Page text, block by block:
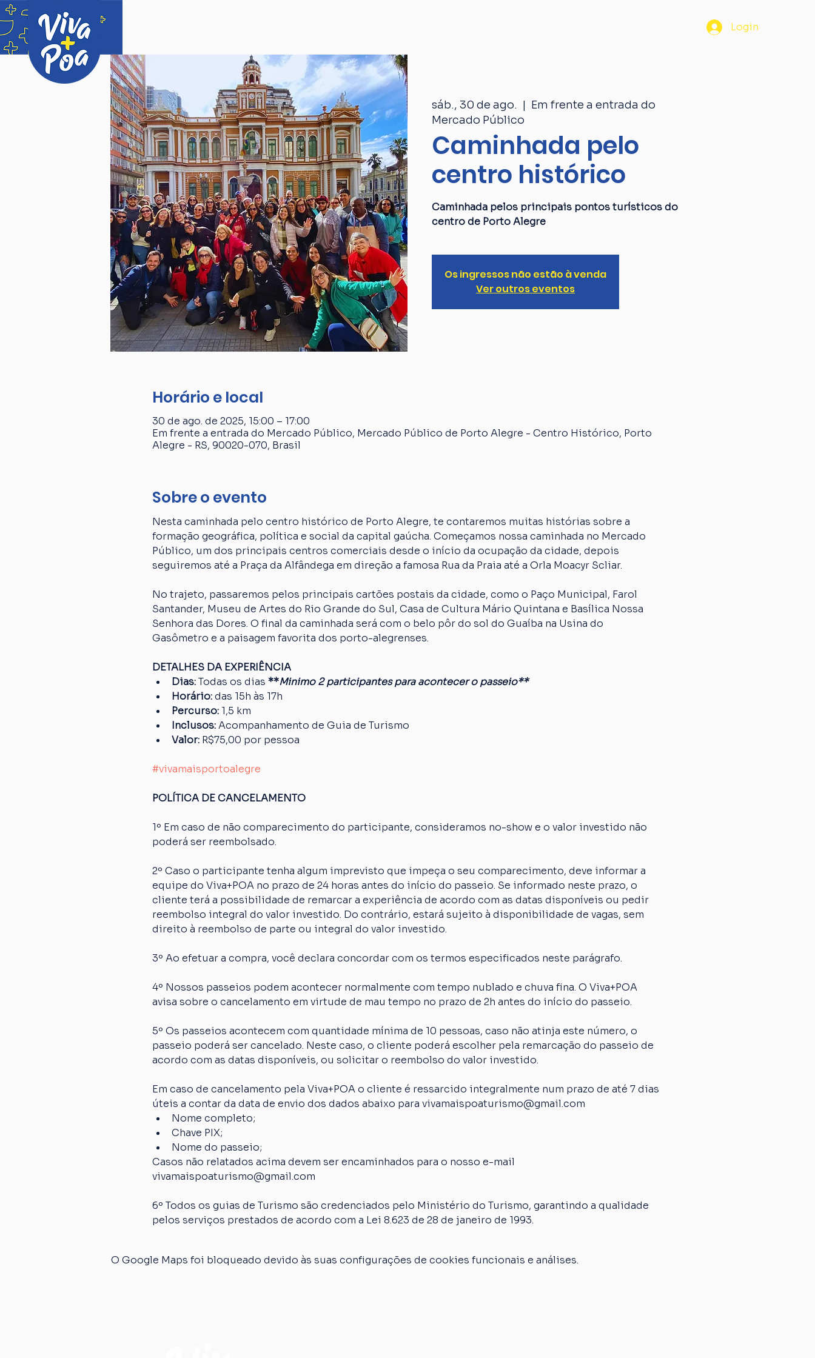
Login
sáb., 30 de ago.
  |
Em frente a entrada do
Mercado Público
Caminhada pelo
centro histórico
Caminhada pelos principais pontos turísticos do
centro de Porto Alegre
Os ingressos não estão à venda
Ver outros eventos
Horário e local
30 de ago. de 2025, 15:00 – 17:00
Em frente a entrada do Mercado Público, Mercado Público de Porto Alegre - Centro Histórico, Porto
Alegre - RS, 90020-070, Brasil
Sobre o evento
Nesta caminhada pelo centro histórico de Porto Alegre, te contaremos muitas histórias sobre a
formação geográfica, política e social da capital gaúcha. Começamos nossa caminhada no Mercado
Público, um dos principais centros comerciais desde o início da ocupação da cidade, depois
seguiremos até a Praça da Alfândega em direção a famosa Rua da Praia até a Orla Moacyr Scliar.
No trajeto, passaremos pelos principais cartões postais da cidade, como o Paço Municipal, Farol
Santander, Museu de Artes do Rio Grande do Sul, Casa de Cultura Mário Quintana e Basílica Nossa
Senhora das Dores. O final da caminhada será com o belo pôr do sol do Guaíba na Usina do
Gasômetro e a paisagem favorita dos porto-alegrenses.
DETALHES DA EXPERIÊNCIA
Dias: Todas os dias **Minimo 2 participantes para acontecer o passeio**
Horário: das 15h às 17h
Percurso: 1,5 km
Inclusos: Acompanhamento de Guia de Turismo
Valor: R$75,00 por pessoa
#vivamaisportoalegre
POLÍTICA DE CANCELAMENTO
1º Em caso de não comparecimento do participante, consideramos no-show e o valor investido não
poderá ser reembolsado.
2º Caso o participante tenha algum imprevisto que impeça o seu comparecimento, deve informar a
equipe do Viva+POA no prazo de 24 horas antes do início do passeio. Se informado neste prazo, o
cliente terá a possibilidade de remarcar a experiência de acordo com as datas disponíveis ou pedir
reembolso integral do valor investido. Do contrário, estará sujeito à disponibilidade de vagas, sem
direito à reembolso de parte ou integral do valor investido.
3º Ao efetuar a compra, você declara concordar com os termos especificados neste parágrafo.
4º Nossos passeios podem acontecer normalmente com tempo nublado e chuva fina. O Viva+POA
avisa sobre o cancelamento em virtude de mau tempo no prazo de 2h antes do início do passeio.
5º Os passeios acontecem com quantidade mínima de 10 pessoas, caso não atinja este número, o
passeio poderá ser cancelado. Neste caso, o cliente poderá escolher pela remarcação do passeio de
acordo com as datas disponíveis, ou solicitar o reembolso do valor investido.
Em caso de cancelamento pela Viva+POA o cliente é ressarcido integralmente num prazo de até 7 dias
úteis a contar da data de envio dos dados abaixo para vivamaispoaturismo@gmail.com
Nome completo;
Chave PIX;
Nome do passeio;
Casos não relatados acima devem ser encaminhados para o nosso e-mail
vivamaispoaturismo@gmail.com
6º Todos os guias de Turismo são credenciados pelo Ministério do Turismo, garantindo a qualidade
pelos serviços prestados de acordo com a Lei 8.623 de 28 de janeiro de 1993.
O Google Maps foi bloqueado devido às suas configurações de cookies funcionais e análises.